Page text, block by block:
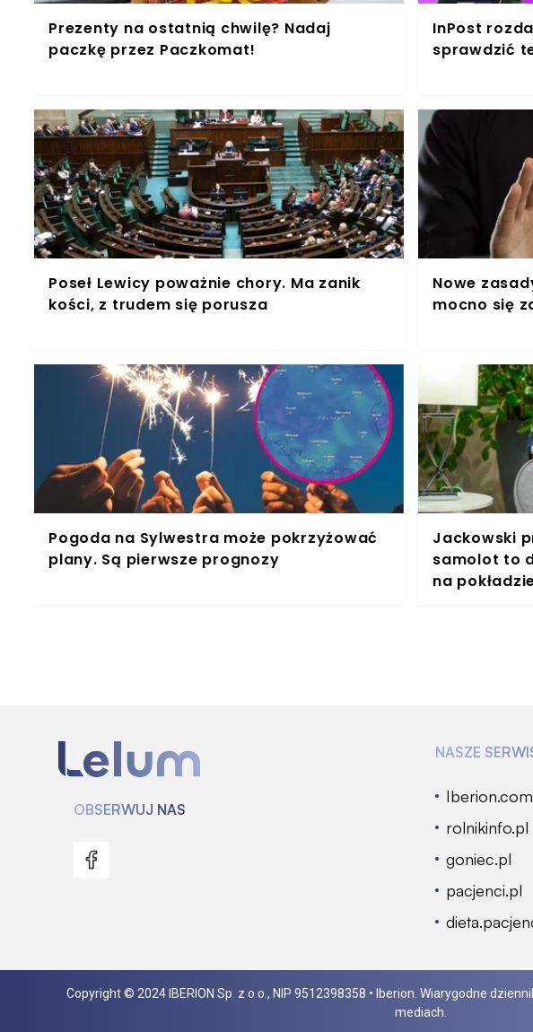
Prezenty na ostatnią chwilę? Nadaj
paczkę przez Paczkomat!
InPost
sprawdzić
Poseł Lewicy poważnie chory. Ma zanik
kości, z trudem się porusza
Nowe
mocno się
Pogoda na Sylwestra może pokrzyżować
plany. Są pierwsze prognozy
Jackowski
samolot to
na
OBSERWUJ NAS
NASZE
Iberion.com
rolnikinfo.pl
goniec.pl
pacjenci.pl
Copyright © 2024 IBERION Sp. z o.o., NIP 9512398358 • Iberion. Wiarygodne
mediach.